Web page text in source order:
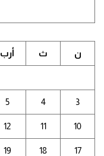
ن ث أرب
3
4
5
10
11
12
17
18
19